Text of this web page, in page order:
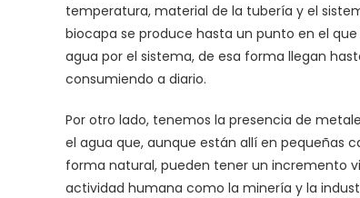
temperatura, material de la tubería y el
biocapa se produce hasta un punto en el
agua por el sistema, de esa forma llegan
consumiendo a diario.
Por otro lado, tenemos la presencia de
el agua que, aunque están allí en pequeñas
forma natural, pueden tener un incremento
actividad humana como la minería y la